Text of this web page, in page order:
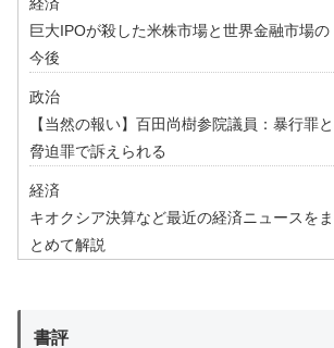
巨大IPOが殺した米株市場と世界金融市場の
今後
政治
【当然の報い】百田尚樹参院議員：暴行罪と
脅迫罪で訴えられる
経済
キオクシア決算など最近の経済ニュースをま
とめて解説
書評